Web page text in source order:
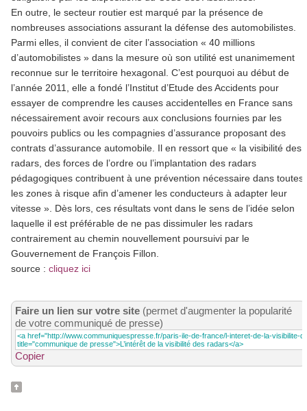
En outre, le secteur routier est marqué par la présence de
nombreuses associations assurant la défense des automobilistes.
Parmi elles, il convient de citer l’association « 40 millions
d’automobilistes » dans la mesure où son utilité est unanimement
reconnue sur le territoire hexagonal. C’est pourquoi au début de
l’année 2011, elle a fondé l’Institut d’Etude des Accidents pour
essayer de comprendre les causes accidentelles en France sans
nécessairement avoir recours aux conclusions fournies par les
pouvoirs publics ou les compagnies d’assurance proposant des
contrats d’assurance automobile. Il en ressort que « la visibilité des
radars, des forces de l’ordre ou l’implantation des radars
pédagogiques contribuent à une prévention nécessaire dans toutes
les zones à risque afin d’amener les conducteurs à adapter leur
vitesse ». Dès lors, ces résultats vont dans le sens de l’idée selon
laquelle il est préférable de ne pas dissimuler les radars
contrairement au chemin nouvellement poursuivi par le
Gouvernement de François Fillon.
source :cliquez ici
Faire un lien sur votre site (permet d'augmenter la popularité
de votre communiqué de presse)
Copier